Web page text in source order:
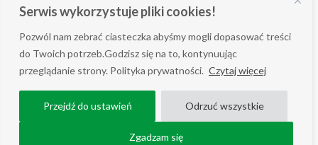
Serwis wykorzystuje pliki cookies!
Pozwól nam zebrać ciasteczka abyśmy mogli dopasować treści
do Twoich potrzeb.Godzisz się na to, kontynuując
przeglądanie strony. Polityka prywatności. Czytaj więcej
Przejdź do ustawień Odrzuć wszystkie
Zgadzam się
Blog
Wsparcie
WSZELKIE PRAWA ZASTRZEŻONE AGRIMPEX © 2025
COPYRIGHT ALL RIGHT RESERVED.